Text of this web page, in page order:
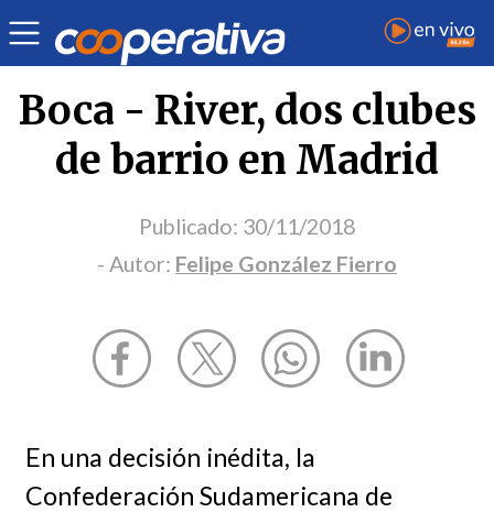
Opinión | Felipe González Fierro
Boca - River, dos clubes
de barrio en Madrid
Publicado: 30/11/2018
- Autor: Felipe González Fierro
En una decisión inédita, la
Confederación Sudamericana de